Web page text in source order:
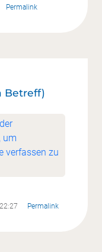
Permalink
...von
Betreff)
, um
verfassen zu
Permalink